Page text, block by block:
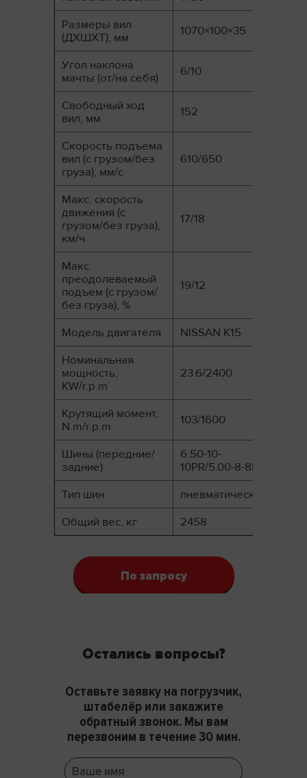
Размеры вил
(ДXШXТ), мм
1070×100×35
Угол наклона
мачты (от/на себя)
6/10
Свободный ход
вил, мм
152
Скорость подъема
вил (с грузом/без
груза), мм/с
610/650
Макс. скорость
движения (с
грузом/без груза),
км/ч
17/18
Макс.
преодолеваемый
подъем (с грузом/
без груза), %
19/12
Модель двигателя
NISSAN K15
Номинальная
мощность,
KW/r.p.m
23.6/2400
Крутящий момент,
N.m/r.p.m
103/1600
Шины (передние/
задние)
6.50-10-
10PR/5.00-8-8PR
Тип шин
пневматические
Общий вес, кг
2458
По запросу
Остались вопросы?
Оставьте заявку на погрузчик,
штабелёр или закажите
обратный звонок. Мы вам
перезвоним в течение 30 мин.